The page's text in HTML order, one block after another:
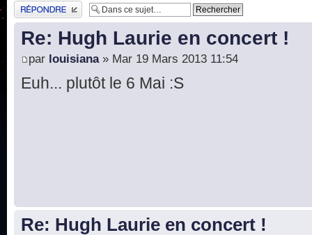
Publier une réponse
Re: Hugh Laurie en concert !
par louisiana» Mar 19 Mars 2013 11:54
Euh... plutôt le 6 Mai :S
Re: Hugh Laurie en concert !